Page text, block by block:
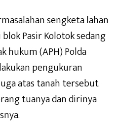
sengketa lahan
Pasir Kolotok sedang
hukum (APH) Polda
pengukuran
atas tanah tersebut
tuanya dan dirinya